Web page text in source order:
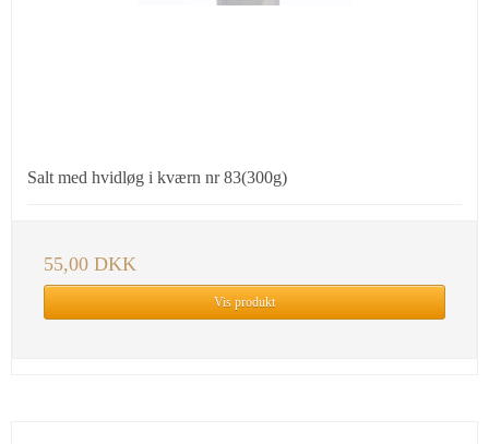
Salt med hvidløg i kværn nr 83(300g)
55,00 DKK
Vis produkt